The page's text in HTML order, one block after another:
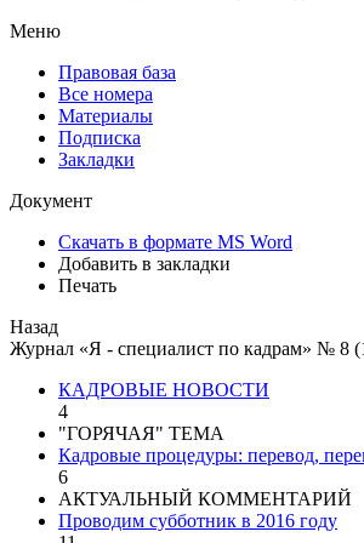
Меню
Правовая база
Все номера
Материалы
Подписка
Закладки
Документ
Скачать в формате MS Word
Добавить в закладки
Печать
Назад
Журнал «Я - специалист по кадрам» № 8
КАДРОВЫЕ НОВОСТИ
4
"ГОРЯЧАЯ" ТЕМА
Кадровые процедуры: перевод,
6
АКТУАЛЬНЫЙ КОММЕНТАРИЙ
Проводим субботник в 2016 году